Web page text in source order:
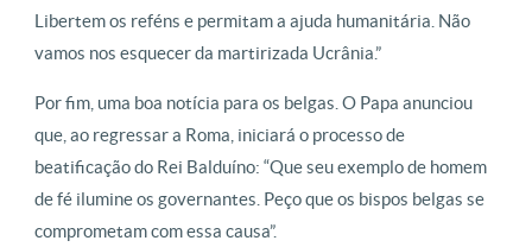
Libertem os reféns e permitam a ajuda humanitária. Não
vamos nos esquecer da martirizada Ucrânia.”
Por fim, uma boa notícia para os belgas. O Papa anunciou
que, ao regressar a Roma, iniciará o processo de
beatificação do Rei Balduíno: “Que seu exemplo de homem
de fé ilumine os governantes. Peço que os bispos belgas se
comprometam com essa causa”.